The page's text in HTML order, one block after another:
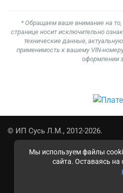
Мы используем файлы
сайта. Оставаясь на
* Обращаем ваше внимание на
странице носит исключительно
технические данные,
применимость к вашему VIN-
оформлении
© ИП Сусь Л.М., 2012-2026.